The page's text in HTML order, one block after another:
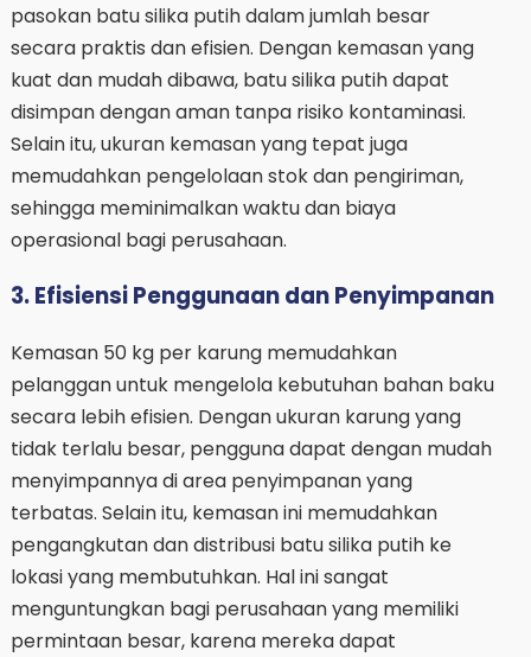
pasokan batu silika putih dalam jumlah besar
secara praktis dan efisien. Dengan kemasan yang
kuat dan mudah dibawa, batu silika putih dapat
disimpan dengan aman tanpa risiko kontaminasi.
Selain itu, ukuran kemasan yang tepat juga
memudahkan pengelolaan stok dan pengiriman,
sehingga meminimalkan waktu dan biaya
operasional bagi perusahaan.
3. Efisiensi Penggunaan dan Penyimpanan
Kemasan 50 kg per karung memudahkan
pelanggan untuk mengelola kebutuhan bahan baku
secara lebih efisien. Dengan ukuran karung yang
tidak terlalu besar, pengguna dapat dengan mudah
menyimpannya di area penyimpanan yang
terbatas. Selain itu, kemasan ini memudahkan
pengangkutan dan distribusi batu silika putih ke
lokasi yang membutuhkan. Hal ini sangat
menguntungkan bagi perusahaan yang memiliki
permintaan besar, karena mereka dapat